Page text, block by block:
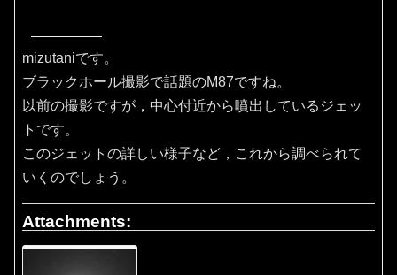
mizutaniです。
ブラックホール撮影で話題のM87ですね。
以前の撮影ですが，中心付近から噴出しているジェッ
トです。
このジェットの詳しい様子など，これから調べられて
いくのでしょう。
Attachments: